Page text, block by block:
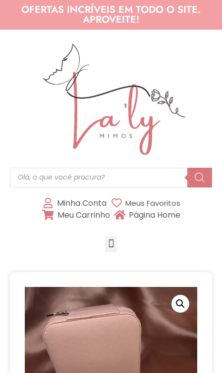
OFERTAS INCRÍVEIS EM TODO O SITE.
APROVEITE!
Minha Conta Meus Favoritos
Meu Carrinho Página Home